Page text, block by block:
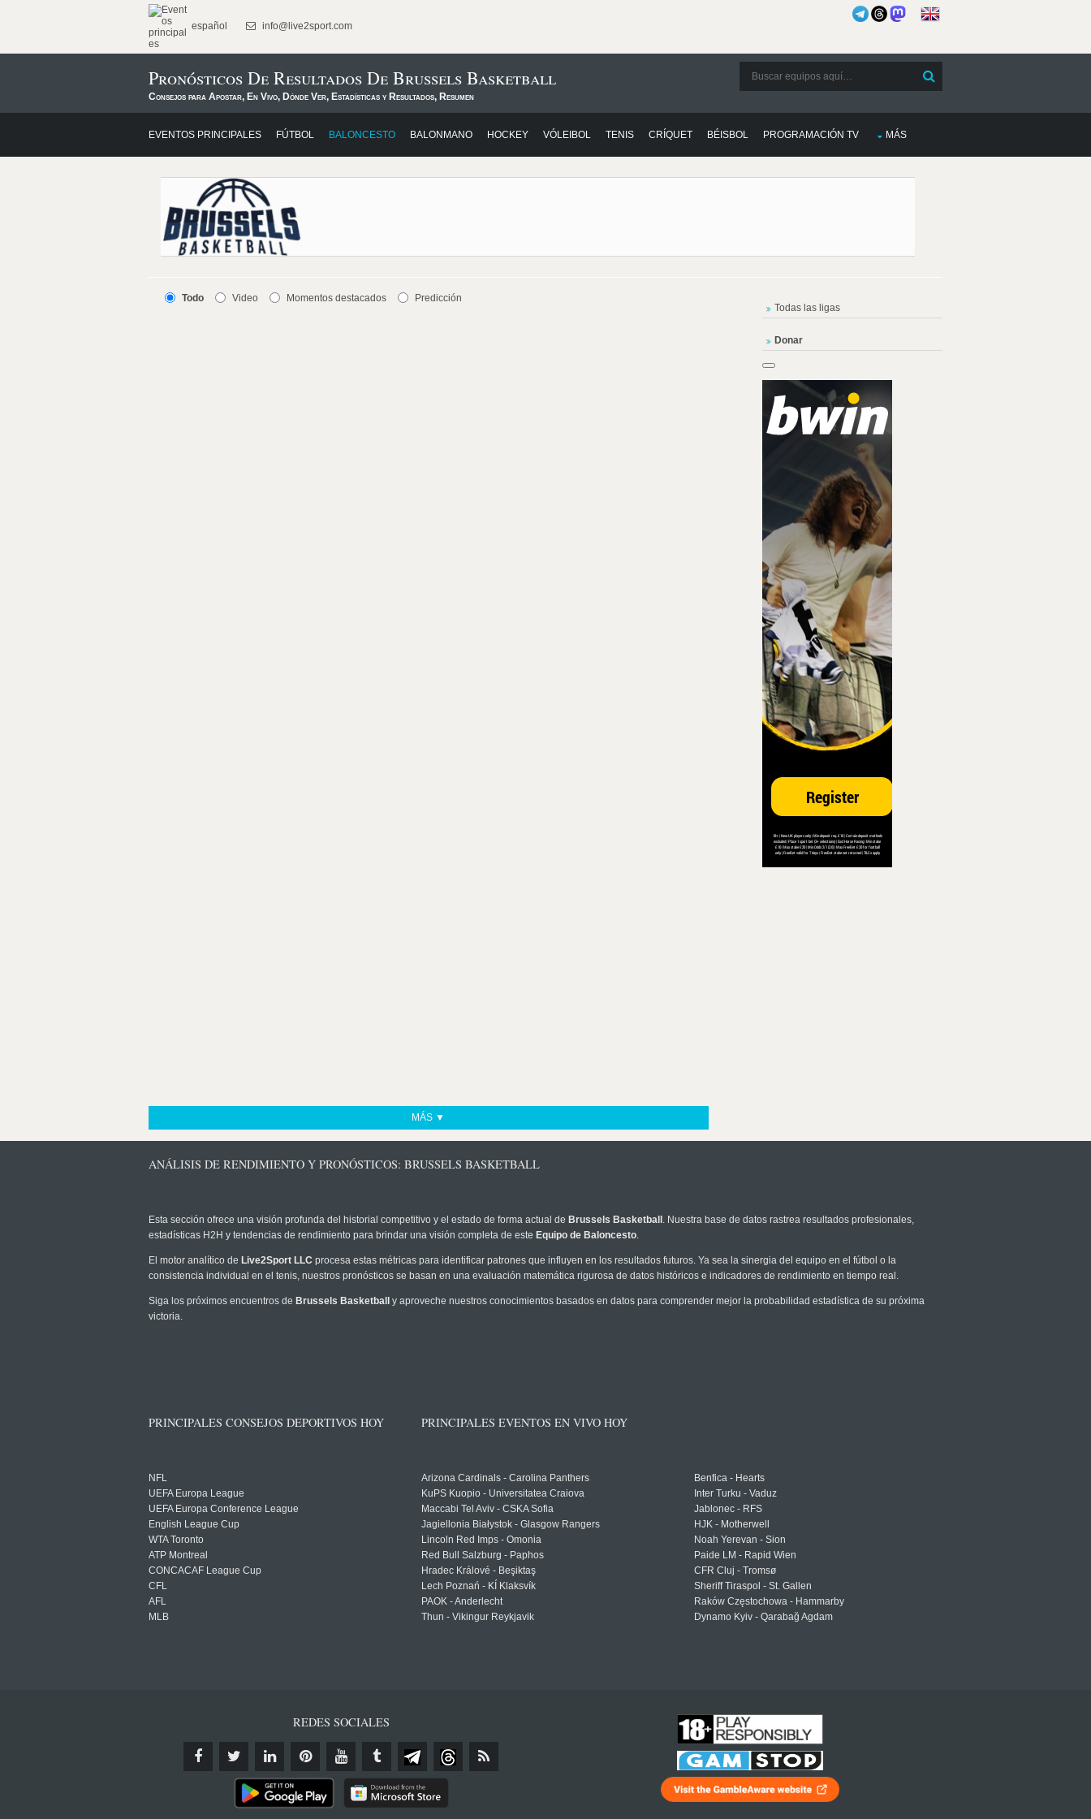
español info@live2sport.com
Pronósticos De Resultados De Brussels Basketball
Consejos para Apostar, En Vivo, Dónde Ver, Estadísticas y Resultados, Resumen
EVENTOS PRINCIPALES FÚTBOL BALONCESTO BALONMANO HOCKEY VÓLEIBOL TENIS CRÍQUET BÉISBOL PROGRAMACIÓN TV MÁS
Todo Video Momentos destacados Predicción
MÁS ▼
Todas las ligas
Donar
ANÁLISIS DE RENDIMIENTO Y PRONÓSTICOS: BRUSSELS BASKETBALL
Esta sección ofrece una visión profunda del historial competitivo y el estado de forma actual de Brussels Basketball . Nuestra base de datos rastrea resultados profesionales,
estadísticas H2H y tendencias de rendimiento para brindar una visión completa de este Equipo de Baloncesto.
El motor analítico de Live2Sport LLC procesa estas métricas para identificar patrones que influyen en los resultados futuros. Ya sea la sinergia del equipo en el fútbol o la
consistencia individual en el tenis, nuestros pronósticos se basan en una evaluación matemática rigurosa de datos históricos e indicadores de rendimiento en tiempo real.
Siga los próximos encuentros de Brussels Basketball
y aproveche nuestros conocimientos basados en datos para comprender mejor la probabilidad estadística de su próxima
victoria.
PRINCIPALES CONSEJOS DEPORTIVOS HOY
NFL
UEFA Europa League
UEFA Europa Conference League
English League Cup
WTA Toronto
ATP Montreal
CONCACAF League Cup
CFL
AFL
MLB
PRINCIPALES EVENTOS EN VIVO HOY
Arizona Cardinals - Carolina Panthers
KuPS Kuopio - Universitatea Craiova
Maccabi Tel Aviv - CSKA Sofia
Jagiellonia Białystok - Glasgow Rangers
Lincoln Red Imps - Omonia
Red Bull Salzburg - Paphos
Hradec Králové - Beşiktaş
Lech Poznań - KÍ Klaksvík
PAOK - Anderlecht
Thun - Vikingur Reykjavik
Benfica - Hearts
Inter Turku - Vaduz
Jablonec - RFS
HJK - Motherwell
Noah Yerevan - Sion
Paide LM - Rapid Wien
CFR Cluj - Tromsø
Sheriff Tiraspol - St. Gallen
Raków Częstochowa - Hammarby
Dynamo Kyiv - Qarabağ Agdam
REDES SOCIALES